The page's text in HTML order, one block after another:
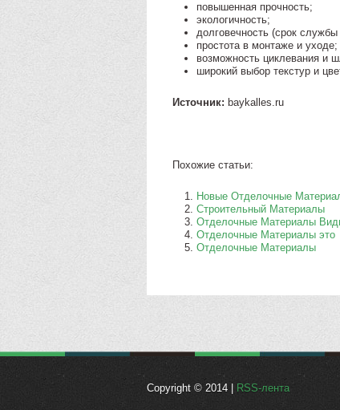
повышенная прочность;
экологичность;
долговечность (срок
простота в монтаже и уходе;
возможность циклевания и
широкий выбор текстур и
Источник: baykalles.ru
Похожие статьи:
Новые Отделочные
Строительный Материалы
Отделочные Материалы
Отделочные Материалы это
Отделочные Материалы
Copyright © 2014 | RSS-лента